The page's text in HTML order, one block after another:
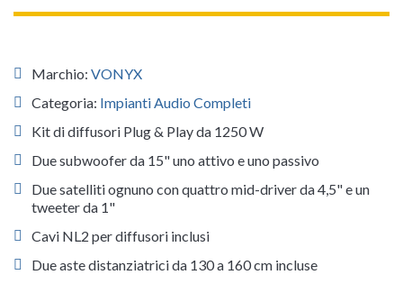
Marchio: VONYX
Categoria: Impianti Audio Completi
Kit di diffusori Plug & Play da 1250 W
Due subwoofer da 15" uno attivo e uno passivo
Due satelliti ognuno con quattro mid-driver da 4,5" e un
tweeter da 1"
Cavi NL2 per diffusori inclusi
Due aste distanziatrici da 130 a 160 cm incluse